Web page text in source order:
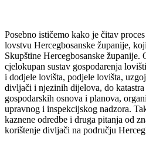
Posebno ističemo kako je čitav
lovstvu Hercegbosanske županije,
Skupštine Hercegbosanske županije.
cjelokupan sustav gospodarenja
i dodjele lovišta, podjele lovišta,
divljači i njezinih dijelova, do
gospodarskih osnova i planova,
upravnog i inspekcijskog nadzora.
kaznene odredbe i druga pitanja od
korištenje divljači na području